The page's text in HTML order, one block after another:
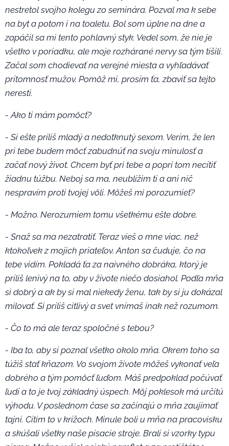
nestretol svojho kolegu zo seminára. Pozval ma k sebe
na byt a potom i na toaletu. Bol som úplne na dne a
zapáčil sa mi tento pohlavný styk. Vedel som, že nie je
všetko v poriadku, ale moje rozhárané nervy sa tým tíšili.
Začal som chodievať na verejné miesta a vyhľadávať
prítomnosť mužov. Pomôž mi, prosím ťa, zbaviť sa tejto
neresti.
- Ako ti mám pomôcť?
- Si ešte príliš mladý a nedotknutý sexom. Verím, že len
pri tebe budem môcť zabudnúť na svoju minulosť a
začať nový život. Chcem byť pri tebe a popri tom necítiť
žiadnu túžbu. Neboj sa ma, neublížim ti a ani nič
nespravím proti tvojej vôli. Môžeš mi porozumieť?
- Možno. Nerozumiem tomu všetkému ešte dobre.
- Snaž sa ma nezatratiť. Teraz vieš o mne viac, než
ktokoľvek z mojich priateľov. Anton sa čuduje, čo na
tebe vidím. Pokladá ťa za naivného dobráka, ktorý je
príliš lenivý na to, aby v živote niečo dosiahol. Podľa mňa
si dobrý a ak by si mal niekedy ženu, tak by si ju dokázal
milovať. Si príliš citlivý a svet vnímaš inak než rozumom.
- Čo to má ale teraz spoločné s tebou?
- Iba to, aby si poznal všetko okolo mňa. Okrem toho sa
túžiš stať kňazom. Vo svojom živote môžeš vykonať veľa
dobrého a tým pomôcť ľuďom. Máš predpoklad počúvať
ľudí a to je tvoj základný úspech. Môj poklesok má určitú
výhodu. V poslednom čase sa začínajú o mňa zaujímať
tajní. Cítim to v krížoch. Minule boli u mňa na pracovisku
a skúšali všetky naše písacie stroje. Brali si vzorky typu